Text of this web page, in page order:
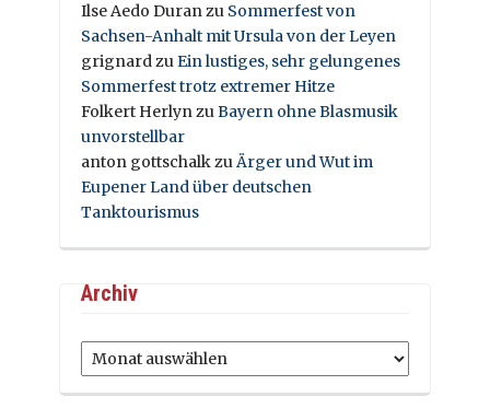
Ilse Aedo Duranzu Sommerfest von
Sachsen-Anhalt mit Ursula von der Leyen
grignardzuEin lustiges, sehr gelungenes
Sommerfest trotz extremer Hitze
Folkert HerlynzuBayern ohne Blasmusik
unvorstellbar
anton gottschalkzuÄrger und Wut im
Eupener Land über deutschen
Tanktourismus
Archiv
Archiv